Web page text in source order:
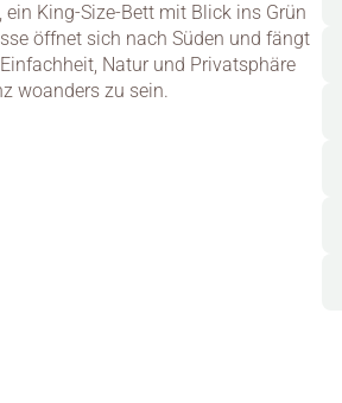
King-Size-Bett mit Blick ins Grün
öffnet sich nach Süden und fängt
Natur und Privatsphäre
woanders zu sein.